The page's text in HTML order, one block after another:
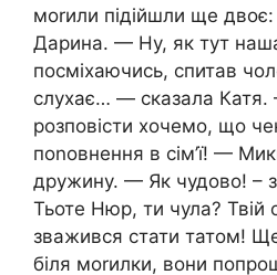
моrили підійшли ще
Дарина. — Ну, як тут
посміхаючись, спитав
слухає… — сказала
розповісти хочемо, що
поnовнення в сім’ї! —
дружину. — Як чудово! –
Тьоте Нюр, ти чула? Твій
зважився стати татом!
біля моrилки, вони